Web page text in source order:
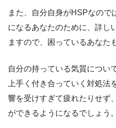
また、自分自身がHSPなので
になるあなたのために、詳し
ますので、困っているあなた
自分の持っている気質につい
上手く付き合っていく対処
響を受けすぎて疲れたりせず
ができるようになるでしょう。